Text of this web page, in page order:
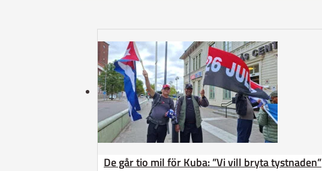
De går tio mil för Kuba: ”Vi vill bryta tystnaden”